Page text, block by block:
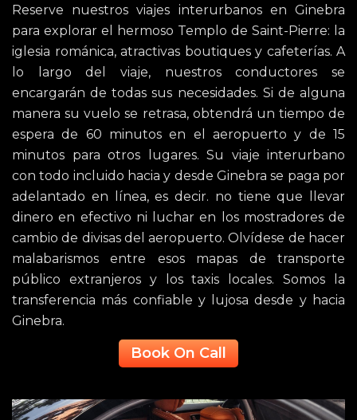
Reserve nuestros viajes interurbanos en Ginebra
para explorar el hermoso Templo de Saint-Pierre: la
iglesia románica, atractivas boutiques y cafeterías. A
lo largo del viaje, nuestros conductores se
encargarán de todas sus necesidades. Si de alguna
manera su vuelo se retrasa, obtendrá un tiempo de
espera de 60 minutos en el aeropuerto y de 15
minutos para otros lugares. Su viaje interurbano
con todo incluido hacia y desde Ginebra se paga por
adelantado en línea, es decir. no tiene que llevar
dinero en efectivo ni luchar en los mostradores de
cambio de divisas del aeropuerto. Olvídese de hacer
malabarismos entre esos mapas de transporte
público extranjeros y los taxis locales. Somos la
transferencia más confiable y lujosa desde y hacia
Ginebra.
Book On Call